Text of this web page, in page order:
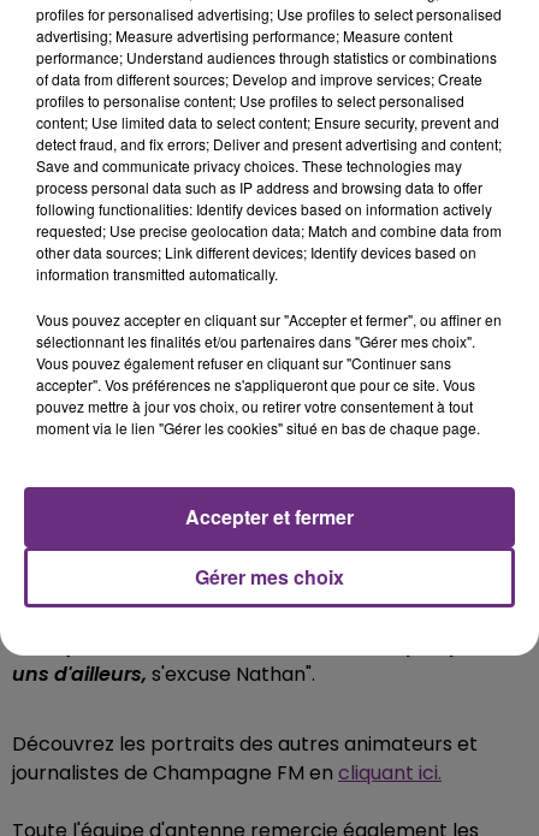
N'ayant qu'une très légère expérience au micro, le
futur animateur choisit de se former au sein d'une
école de radio parisienne. Motivé et travailleur, il
parvient à décrocher un stage de plusieurs semaines
auprès d'un célèbre animateur et humoriste:Cauet.
"C'était impressionnant de voir l'envers du décor. On
ne se rend pas compte de tout ce qu'il se passe
Après ce stage enrichissant, notre baroudeur quitte la
capitale pour rejoindre Reims et les studios de
Champagne FM. Pour la première fois, Nathan prend
les rênes d'une émission et accompagne chaque soir
particulièrement soin d'un étrange document:
liste des communes de la région."Comme je ne suis
pas d'ici, j'ai dû apprendre le nom de différentes
villes et villages pour annoncer la météo par
exemple. J'ai sûrement dû en écorcher quelques-
uns d'ailleurs, s'excuse Nathan".
Découvrez les portraits des autres animateurs et
journalistes de Champagne FM en cliquant ici.
profiles for personalised advertising; Use profiles to select personalised
advertising; Measure advertising performance; Measure content
performance; Understand audiences through statistics or combinations
of data from different sources; Develop and improve services; Create
profiles to personalise content; Use profiles to select personalised
content; Use limited data to select content; Ensure security, prevent and
detect fraud, and fix errors; Deliver and present advertising and content;
Save and communicate privacy choices. These technologies may
process personal data such as IP address and browsing data to offer
following functionalities: Identify devices based on information actively
requested; Use precise geolocation data; Match and combine data from
other data sources; Link different devices; Identify devices based on
information transmitted automatically.
Vous pouvez accepter en cliquant sur "Accepter et fermer", ou affiner en
sélectionnant les finalités et/ou partenaires dans "Gérer mes choix".
Vous pouvez également refuser en cliquant sur "Continuer sans
accepter". Vos préférences ne s'appliqueront que pour ce site. Vous
pouvez mettre à jour vos choix, ou retirer votre consentement à tout
moment via le lien "Gérer les cookies" situé en bas de chaque page.
Gérer mes choix
Accepter et fermer